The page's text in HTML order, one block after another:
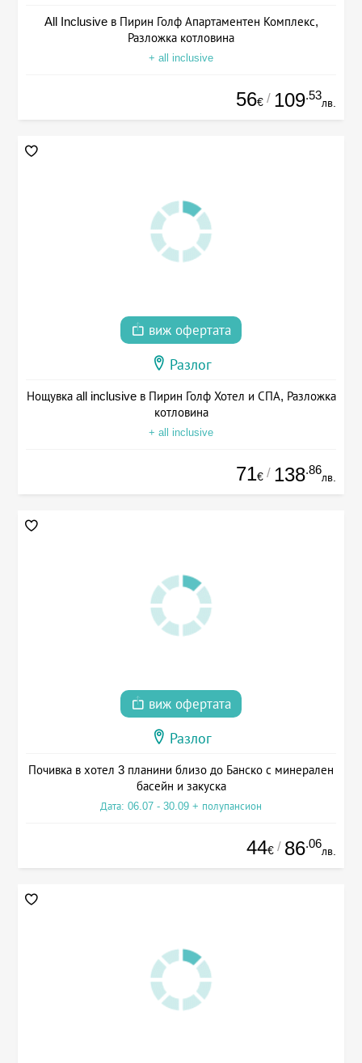
All Inclusive в Пирин Голф Апартаментен Комплекс,
Разложка котловина
+ all inclusive
56€ / 109.53
лв.
виж офертата
Разлог
Нощувка all inclusive в Пирин Голф Хотел и СПА, Разложка
котловина
+ all inclusive
71€ / 138.86
лв.
виж офертата
Разлог
Почивка в хотел 3 планини близо до Банско с минерален
басейн и закуска
Дата: 06.07 - 30.09 + полупансион
44€ / 86.06
лв.